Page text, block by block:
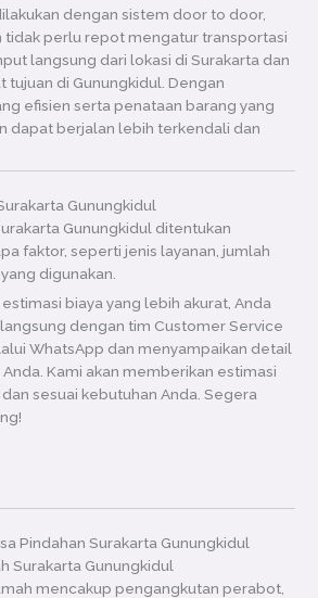
dengan sistem door to door,
perlu repot mengatur transportasi
langsung dari lokasi di Surakarta dan
tujuan di Gunungkidul. Dengan
efisien serta penataan barang yang
dapat berjalan lebih terkendali dan
Gunungkidul
Gunungkidul ditentukan
faktor, seperti jenis layanan, jumlah
digunakan.
biaya yang lebih akurat, Anda
dengan tim Customer Service
WhatsApp dan menyampaikan detail
Kami akan memberikan estimasi
sesuai kebutuhan Anda. Segera
Pindahan Surakarta Gunungkidul
Surakarta Gunungkidul
mencakup pengangkutan perabot,